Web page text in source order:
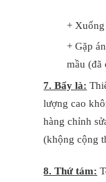
+
+ Gặp
mầu (đã
7. Bẩy là:
lượng cao
hàng chỉnh
(khộng cộng
8. Thứ tám: